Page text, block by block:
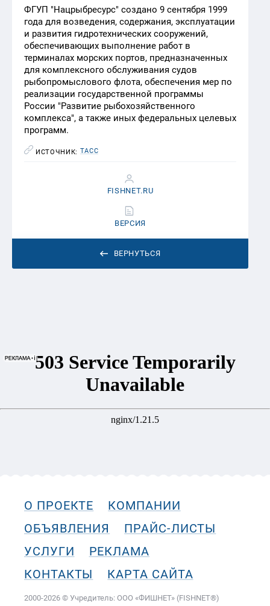
ФГУП "Нацрыбресурс" создано 9 сентября 1999
года для возведения, содержания, эксплуатации
и развития гидротехнических сооружений,
обеспечивающих выполнение работ в
терминалах морских портов, предназначенных
для комплексного обслуживания судов
рыбопромыслового флота, обеспечения мер по
реализации государственной программы
России "Развитие рыбохозяйственного
комплекса", а также иных федеральных целевых
программ.
ИСТОЧНИК: ТАСС
ВЕРНУТЬСЯ
FISHNET.RU
ВЕРСИЯ
О ПРОЕКТЕ
КОМПАНИИ
ОБЪЯВЛЕНИЯ
ПРАЙС-ЛИСТЫ
УСЛУГИ
РЕКЛАМА
КОНТАКТЫ
КАРТА САЙТА
2000-2026 © Учредитель: ООО «ФИШНЕТ» (FISHNET®)